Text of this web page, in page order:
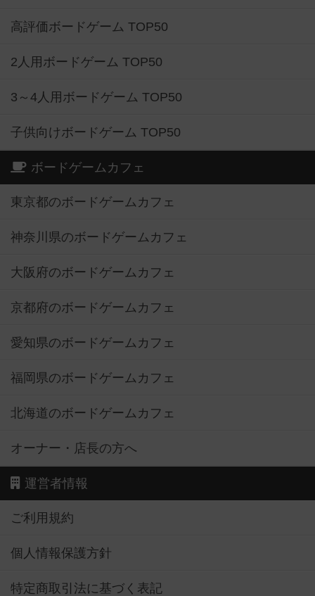
高評価ボードゲーム TOP50
2人用ボードゲーム TOP50
3～4人用ボードゲーム TOP50
子供向けボードゲーム TOP50
ボードゲームカフェ
東京都のボードゲームカフェ
神奈川県のボードゲームカフェ
大阪府のボードゲームカフェ
京都府のボードゲームカフェ
愛知県のボードゲームカフェ
福岡県のボードゲームカフェ
北海道のボードゲームカフェ
オーナー・店長の方へ
運営者情報
ご利用規約
個人情報保護方針
特定商取引法に基づく表記